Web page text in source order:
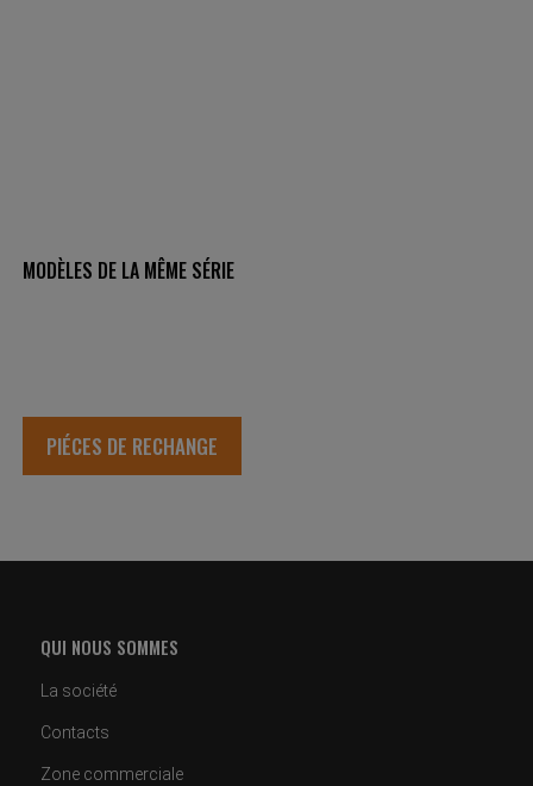
MODÈLES DE LA MÊME SÉRIE
PIÉCES DE RECHANGE
QUI NOUS SOMMES
La société
Contacts
Zone commerciale